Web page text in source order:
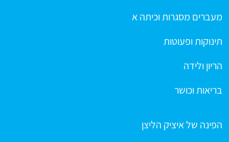
מעברים מסגרות וכיתה א
תינוקות ופעוטות
הריון ולידה
בריאות וכושר
הפינה של איציק הליצן